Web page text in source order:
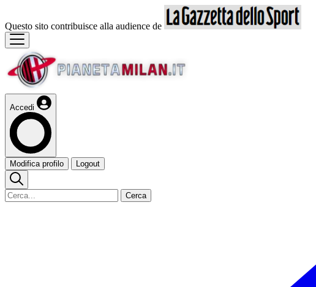
Questo sito contribuisce alla audience de
Accedi
Modifica profilo Logout
Cerca